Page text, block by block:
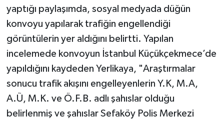
yaptığı paylaşımda, sosyal medyada düğün
konvoyu yapılarak trafiğin engellendiği
görüntülerin yer aldığını belirtti. Yapılan
incelemede konvoyun İstanbul Küçükçekmece’de
yapıldığını kaydeden Yerlikaya, "Araştırmalar
sonucu trafik akışını engelleyenlerin Y.K, M.A,
A.Ü, M.K. ve Ö.F.B. adlı şahıslar olduğu
belirlenmiş ve şahıslar Sefaköy Polis Merkezi